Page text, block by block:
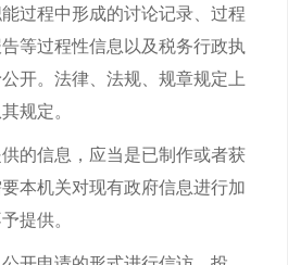
过程中形成的讨论记录、过程
等过程性信息以及税务行政执
开。法律、法规、规章规定上
规定。
的信息，应当是已制作或者获
本机关对现有政府信息进行加
提供。